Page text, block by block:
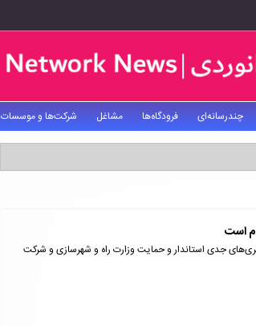
چندرسانه‌ای فرودگاه‌ها مشاغل شرکت‌ها و موسسات
است
جدی استاندار و حمایت وزارت راه و شهرسازی و شرکت